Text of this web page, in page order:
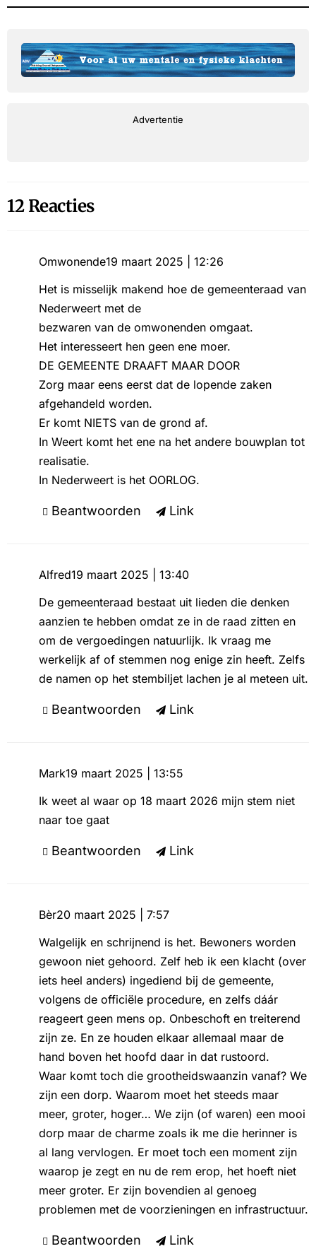
Advertentie
12 Reacties
Omwonende19 maart 2025 | 12:26
Het is misselijk makend hoe de gemeenteraad van
Nederweert met de
bezwaren van de omwonenden omgaat.
Het interesseert hen geen ene moer.
DE GEMEENTE DRAAFT MAAR DOOR
Zorg maar eens eerst dat de lopende zaken
afgehandeld worden.
Er komt NIETS van de grond af.
In Weert komt het ene na het andere bouwplan tot
realisatie.
In Nederweert is het OORLOG.
Beantwoorden Link
Alfred19 maart 2025 | 13:40
De gemeenteraad bestaat uit lieden die denken
aanzien te hebben omdat ze in de raad zitten en
om de vergoedingen natuurlijk. Ik vraag me
werkelijk af of stemmen nog enige zin heeft. Zelfs
de namen op het stembiljet lachen je al meteen uit.
Beantwoorden Link
Mark19 maart 2025 | 13:55
Ik weet al waar op 18 maart 2026 mijn stem niet
naar toe gaat
Beantwoorden Link
Bèr20 maart 2025 | 7:57
Walgelijk en schrijnend is het. Bewoners worden
gewoon niet gehoord. Zelf heb ik een klacht (over
iets heel anders) ingediend bij de gemeente,
volgens de officiële procedure, en zelfs dáár
reageert geen mens op. Onbeschoft en treiterend
zijn ze. En ze houden elkaar allemaal maar de
hand boven het hoofd daar in dat rustoord.
Waar komt toch die grootheidswaanzin vanaf? We
zijn een dorp. Waarom moet het steeds maar
meer, groter, hoger… We zijn (of waren) een mooi
dorp maar de charme zoals ik me die herinner is
al lang vervlogen. Er moet toch een moment zijn
waarop je zegt en nu de rem erop, het hoeft niet
meer groter. Er zijn bovendien al genoeg
problemen met de voorzieningen en infrastructuur.
Beantwoorden Link